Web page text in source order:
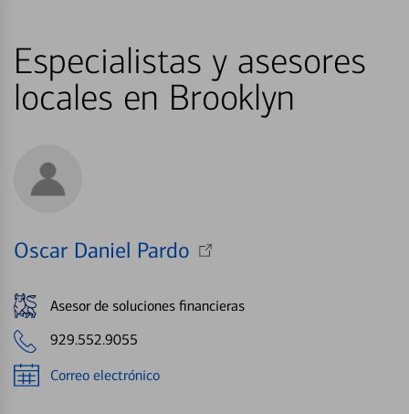
Especialistas y asesores
locales en Brooklyn
Oscar Daniel Pardo
Asesor de soluciones financieras
929.552.9055
Correo electrónico